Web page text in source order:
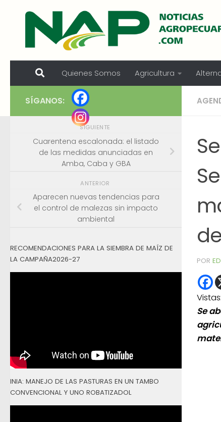
Skip to content
Quienes Somos Agricultura
POR
Vistas:
Se
SÍGANOS:
SIGUIENTE
Cuarentena escalonada: el listado
de las medidas anunciadas en
Amba, Caba y GBA
ANTERIOR
Aparecen nuevas tendencias para
el control de malezas sin impacto
ambiental
RECOMENDACIONES PARA LA SIEMBRA DE MAÍZ DE
LA CAMPAÑA2026-27
INIA: MANEJO DE LAS PASTURAS EN UN TAMBO
CONVENCIONAL Y UNO ROBATIZADOL